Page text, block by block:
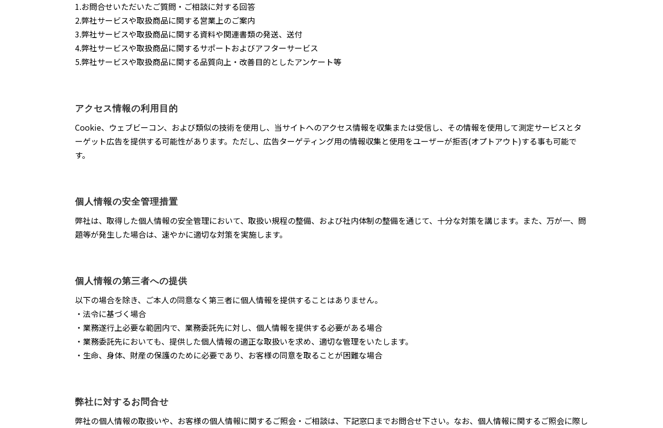
1.お問合せいただいたご質問・ご相談に対する回答
2.弊社サービスや取扱商品に関する営業上のご案内
3.弊社サービスや取扱商品に関する資料や関連書類の発送、送付
4.弊社サービスや取扱商品に関するサポートおよびアフターサービス
5.弊社サービスや取扱商品に関する品質向上・改善目的としたアンケート等
アクセス情報の利用目的
Cookie、ウェブビーコン、および類似の技術を使用し、当サイトへのアクセス情報を収集または受信し、その情報を使用して測定サービスとタ
ーゲット広告を提供する可能性があります。ただし、広告ターゲティング用の情報収集と使用をユーザーが拒否(オプトアウト)する事も可能で
す。
個人情報の安全管理措置
弊社は、取得した個人情報の安全管理において、取扱い規程の整備、および社内体制の整備を通じて、十分な対策を講じます。また、万が一、問
題等が発生した場合は、速やかに適切な対策を実施します。
個人情報の第三者への提供
以下の場合を除き、ご本人の同意なく第三者に個人情報を提供することはありません。
・法令に基づく場合
・業務遂行上必要な範囲内で、業務委託先に対し、個人情報を提供する必要がある場合
・業務委託先においても、提供した個人情報の適正な取扱いを求め、適切な管理をいたします。
・生命、身体、財産の保護のために必要であり、お客様の同意を取ることが困難な場合
弊社に対するお問合せ
弊社の個人情報の取扱いや、お客様の個人情報に関するご照会・ご相談は、下記窓口までお問合せ下さい。なお、個人情報に関するご照会に際し